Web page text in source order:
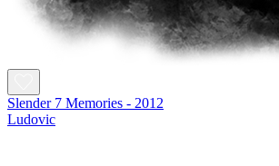
Slender 7 Memories - 2012
Ludovic